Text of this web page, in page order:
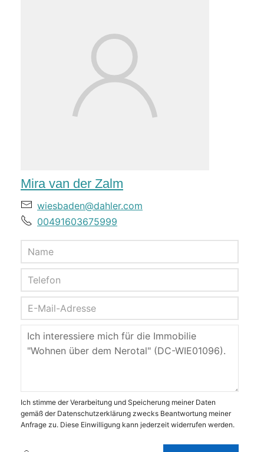
Mira van der Zalm
wiesbaden@dahler.com
00491603675999
Ich stimme der Verarbeitung und Speicherung meiner Daten
gemäß der Datenschutzerklärung zwecks Beantwortung meiner
Anfrage zu. Diese Einwilligung kann jederzeit widerrufen werden.